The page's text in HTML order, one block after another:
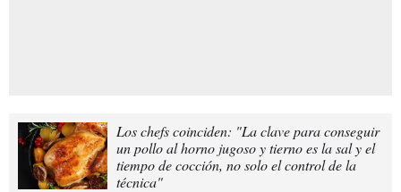
Los chefs coinciden: "La clave para conseguir
un pollo al horno jugoso y tierno es la sal y el
tiempo de cocción, no solo el control de la
técnica"